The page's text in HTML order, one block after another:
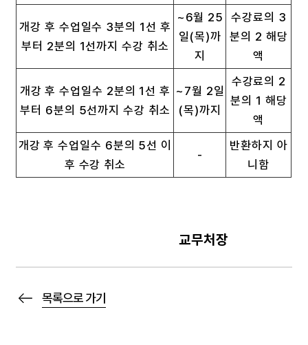
개강 후 수업일수 3분의 1선 후
부터 2분의 1선까지 수강 취소
~6월 25
일(목)까
지
수강료의 3
분의 2 해당
액
개강 후 수업일수 2분의 1선 후
부터 6분의 5선까지 수강 취소
~7월 2일
(목)까지
수강료의 2
분의 1 해당
액
개강 후 수업일수 6분의 5선 이
후 수강 취소
-
반환하지 아
니함
교무처장
목록으로 가기